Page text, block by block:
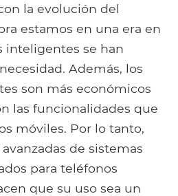
la evolución del
estamos en una era en
inteligentes se han
Además, los
son más económicos
las funcionalidades que
móviles. Por lo tanto,
de sistemas
para teléfonos
que su uso sea un